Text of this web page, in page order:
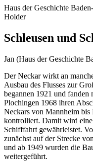
Haus der Geschichte
Holder
Schleusen und
Jan (Haus der Geschichte
Der Neckar wirkt an
Ausbau des Flusses zur
begannen 1921 und
Plochingen 1968 ihren
Neckars von Mannheim bis
kontrolliert. Damit wird
Schifffahrt gewährleistet.
zunächst auf der Strecke
und ab 1949 wurden die
weitergeführt.